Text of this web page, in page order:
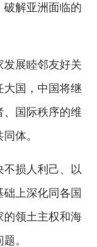
破解亚洲面临的
发展睦邻友好关
大国，中国将继
、国际秩序的维
体。
损人利己、以
上深化同各国
的领土主权和海
。